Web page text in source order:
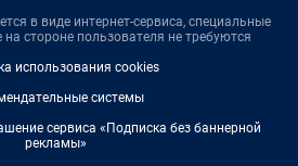
в виде интернет-сервиса, специальные
на стороне пользователя не требуются
использования cookies
системы
сервиса «Подписка без баннерной
рекламы»